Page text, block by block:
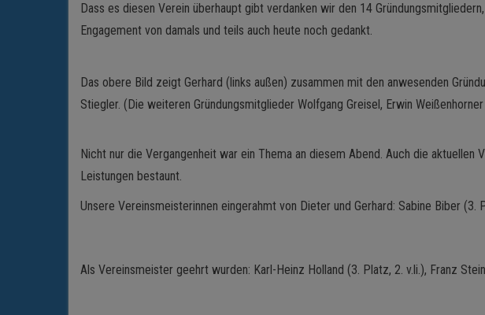
Dass es diesen Verein überhaupt gibt verdanken wir den 14
Engagement von damals und teils auch heute noch gedankt.
Das obere Bild zeigt Gerhard (links außen) zusammen mit den anwesenden
Stiegler. (Die weiteren Gründungsmitglieder Wolfgang Greisel, Erwin
Nicht nur die Vergangenheit war ein Thema an diesem Abend. Auch die
Leistungen bestaunt.
Unsere Vereinsmeisterinnen eingerahmt von Dieter und Gerhard: Sabine Biber
Als Vereinsmeister geehrt wurden: Karl-Heinz Holland (3. Platz, 2. v.li.), Franz